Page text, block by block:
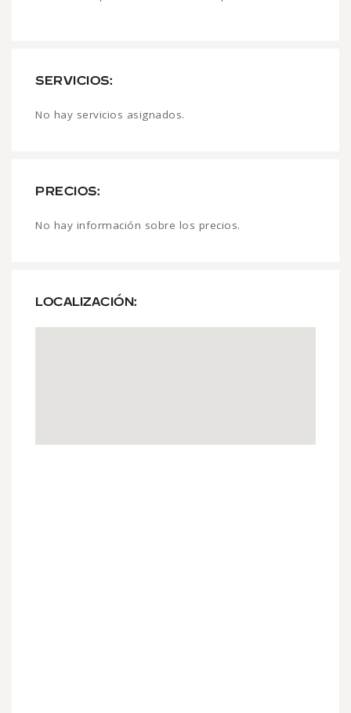
SERVICIOS:
No hay servicios asignados.
PRECIOS:
No hay información sobre los precios.
LOCALIZACIÓN: